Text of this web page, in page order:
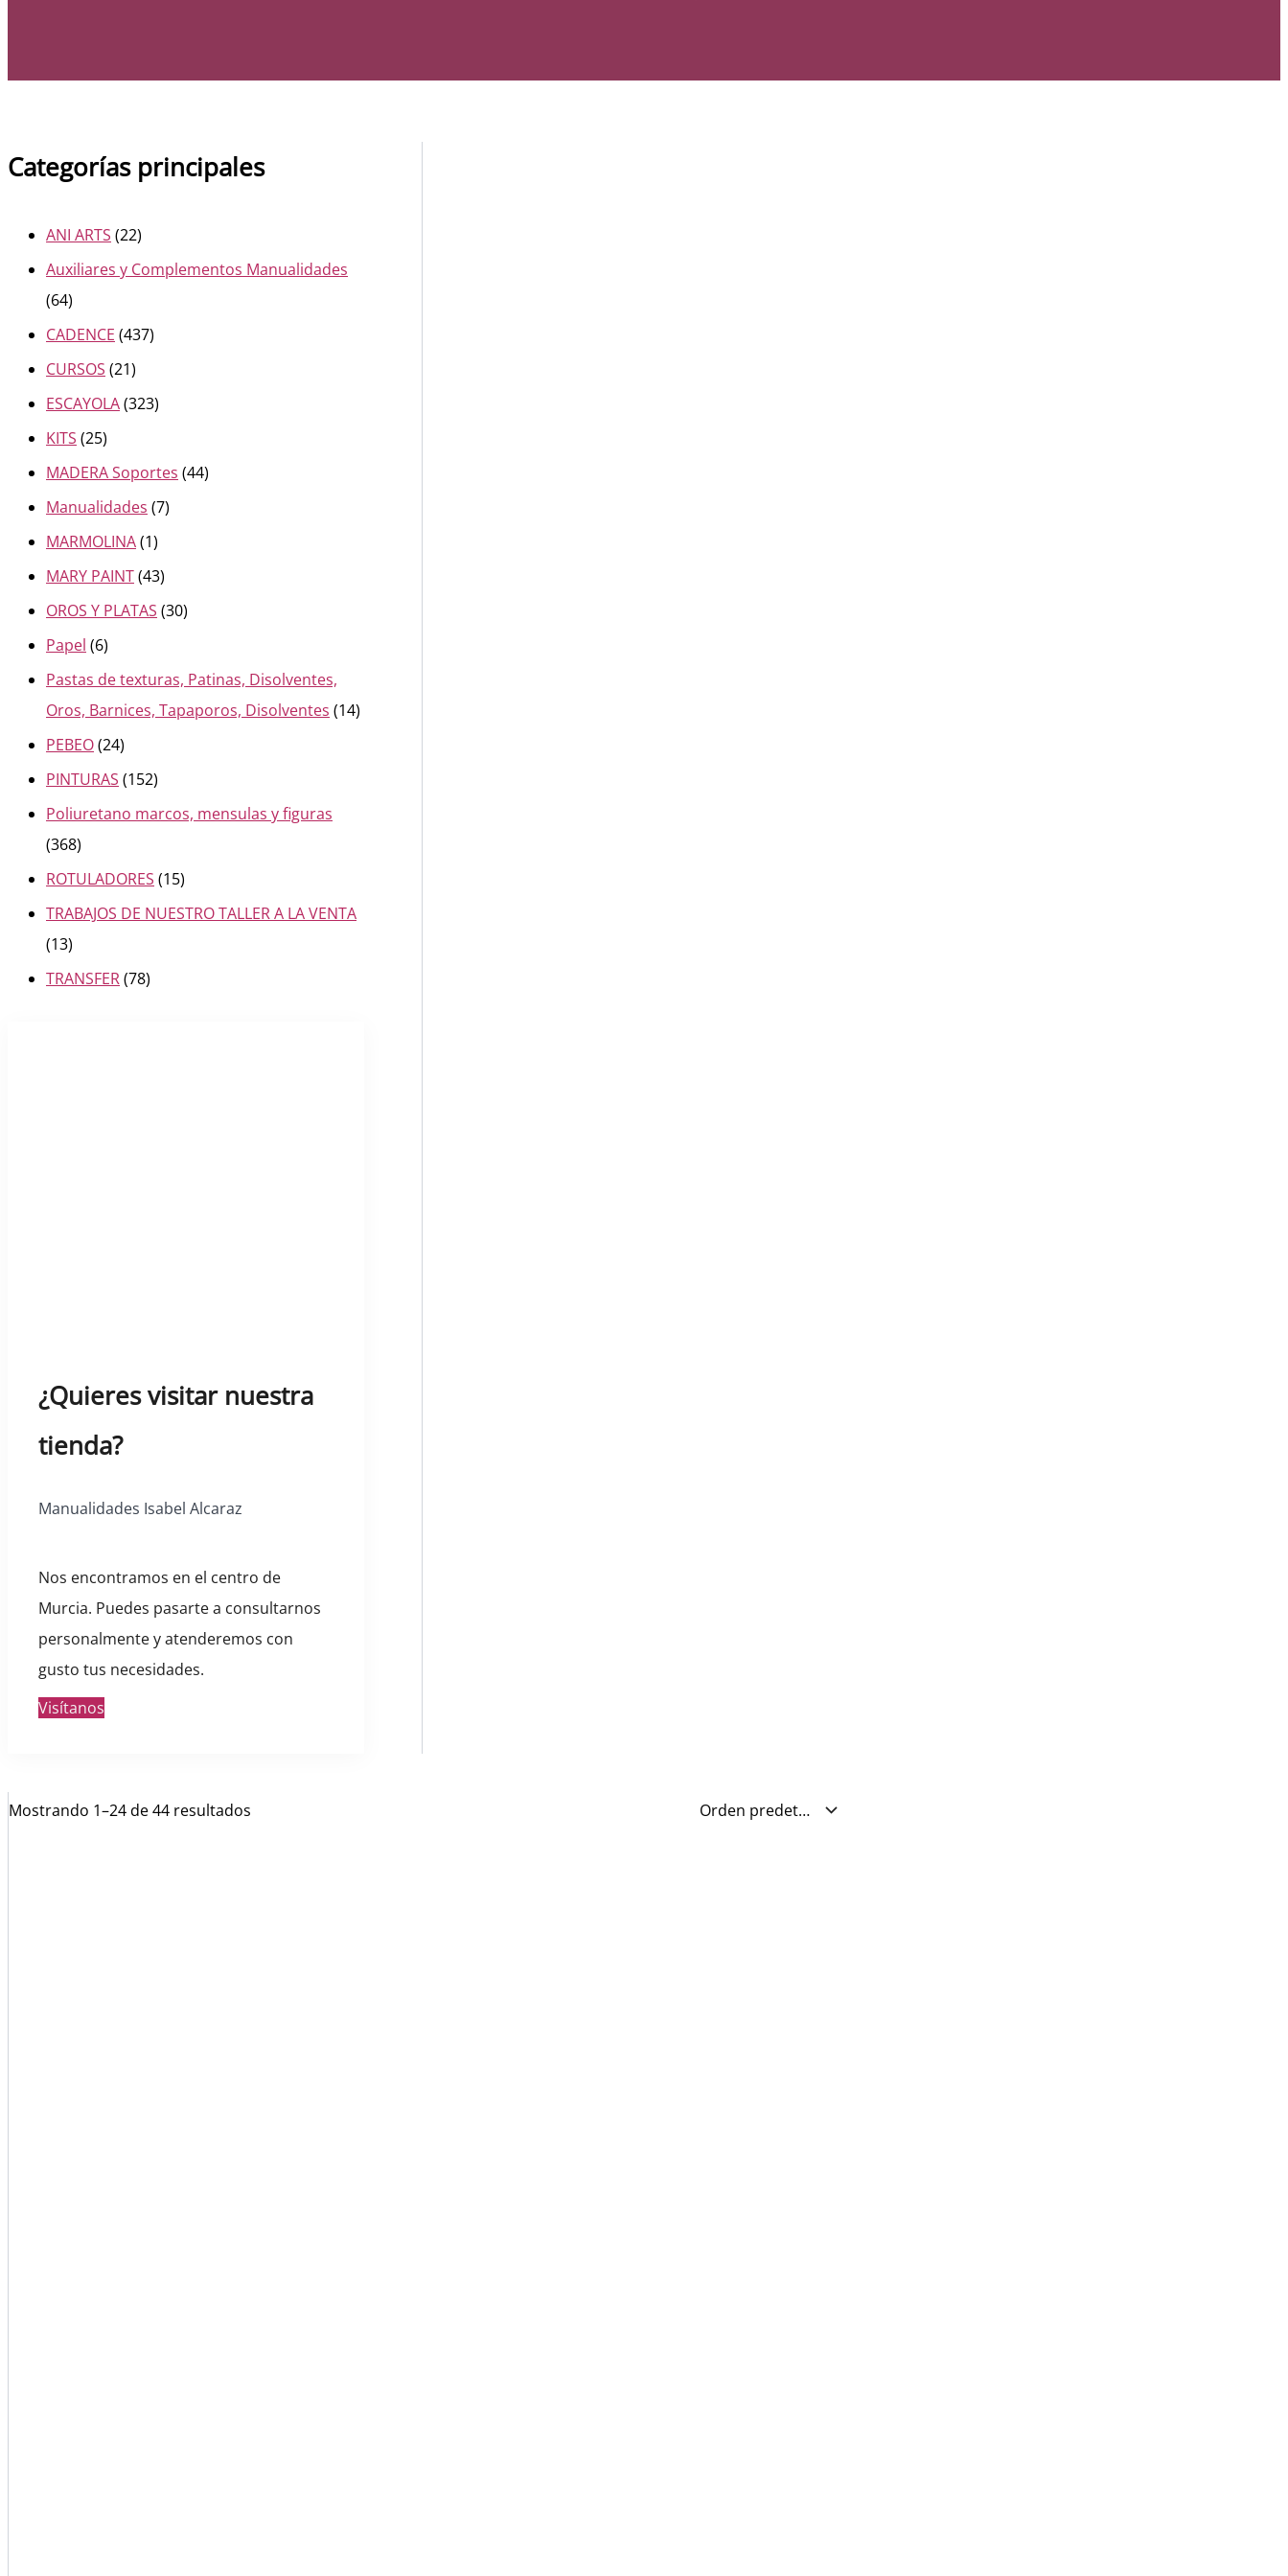
Categorías principales
ANI ARTS (22)
Auxiliares y Complementos Manualidades
(64)
CADENCE (437)
CURSOS (21)
ESCAYOLA(323)
KITS (25)
MADERA Soportes (44)
Manualidades (7)
MARMOLINA(1)
MARY PAINT(43)
OROS Y PLATAS (30)
Papel (6)
Pastas de texturas, Patinas, Disolventes,
Oros, Barnices, Tapaporos, Disolventes (14)
PEBEO(24)
PINTURAS (152)
Poliuretano marcos, mensulas y figuras
(368)
ROTULADORES (15)
TRABAJOS DE NUESTRO TALLER A LA VENTA
(13)
TRANSFER(78)
¿Quieres visitar nuestra
tienda?
Manualidades Isabel Alcaraz
Nos encontramos en el centro de
Murcia. Puedes pasarte a consultarnos
personalmente y atenderemos con
gusto tus necesidades.
Visítanos
Mostrando 1–24 de 44 resultados